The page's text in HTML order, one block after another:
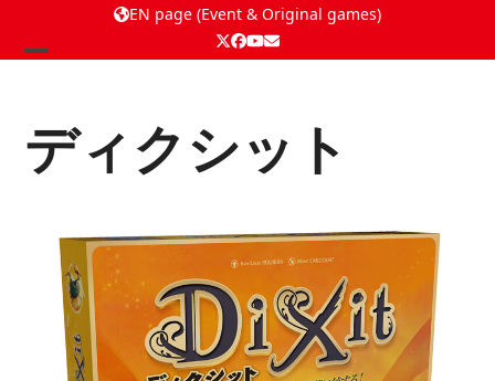
EN page (Event & Original games)
Twitter
Facebook
YouTube
Email
menu
menu
ディクシット